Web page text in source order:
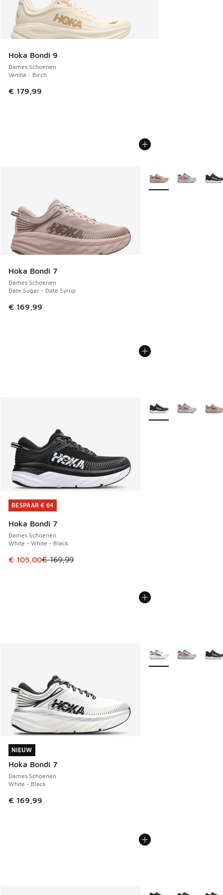
Hoka Bondi 9
Dames Schoenen
Vanilla - Birch
€ 179,99
Hoka Bondi 7
Dames Schoenen
Date Sugar - Date Syrup
€ 169,99
Meer kleuren
BESPAAR € 64
Hoka Bondi 7
Dames Schoenen
White - White - Black
Dit artikel is in de uitverkoop. Dit artikel is in de
€ 105,00€ 169,99
BESPAAR € 64
Meer kleuren
NIEUW
Hoka Bondi 7
Dames Schoenen
White - Black
€ 169,99
NIEUW
Meer kleuren
Meer kleuren